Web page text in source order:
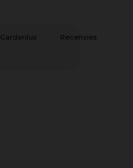
Gardenlux Recensies